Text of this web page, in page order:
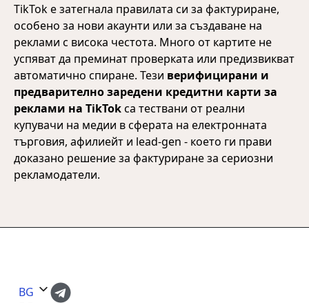
TikTok е затегнала правилата си за фактуриране,
особено за нови акаунти или за създаване на
реклами с висока честота. Много от картите не
успяват да преминат проверката или предизвикват
автоматично спиране. Тези верифицирани и
предварително заредени кредитни карти за
реклами на TikTokса тествани от реални
купувачи на медии в сферата на електронната
търговия, афилиейт и lead-gen - което ги прави
доказано решение за фактуриране за сериозни
рекламодатели.
BG